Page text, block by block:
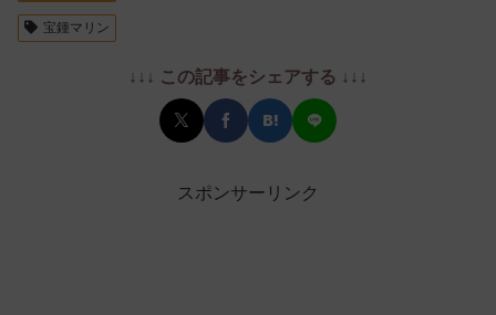
宝鍾マリン
↓↓↓ この記事をシェアする ↓↓↓
スポンサーリンク